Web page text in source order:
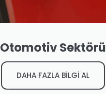
Otomotiv Sektörü
DAHA FAZLA BİLGİ AL